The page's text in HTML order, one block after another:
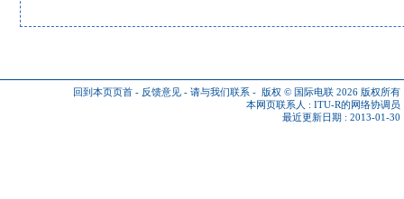
回到本页页首 - 反馈意见 - 请与我们联系 - 版权 © 国际电联 2026 版权所有
本网页联系人 : ITU-R的网络协调员
最近更新日期 : 2013-01-30